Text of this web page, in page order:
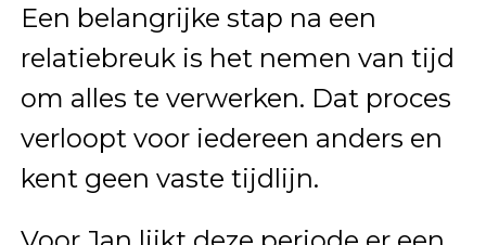
Een belangrijke stap na een
relatiebreuk is het nemen van tijd
om alles te verwerken. Dat proces
verloopt voor iedereen anders en
kent geen vaste tijdlijn.